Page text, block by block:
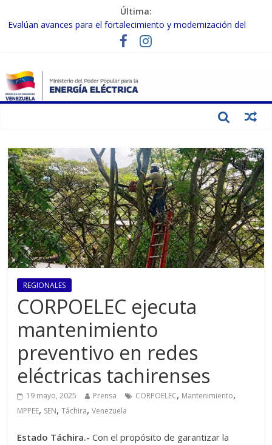
Última:
Evalúan avances para el fortalecimiento y modernización del
Inspeccionan trabajos de rehabilitación en instalaciones del SEN
Gobierno Nacional activa plan preventivo para fortalecer el SEN
ante el fenómeno de El Niño
Termocarabobo recupera el 50% de su capacidad de generación
REGIONALES
CORPOELEC ejecuta
mantenimiento
preventivo en redes
eléctricas tachirenses
19 mayo, 2025 Prensa CORPOELEC, Mantenimiento,
MPPEE, SEN,Táchira,Venezuela
Estado Táchira.- Con el propósito de garantizar la